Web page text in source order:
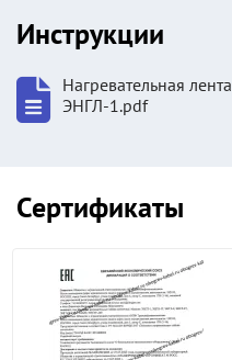
Инструкции
Нагревательная лента
ЭНГЛ-1.pdf
Сертификаты